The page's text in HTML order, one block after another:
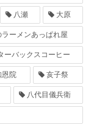
八瀬 大原
ラーメンあっぱれ屋
ーバックスコーヒー
院 亥子祭
八代目儀兵衛